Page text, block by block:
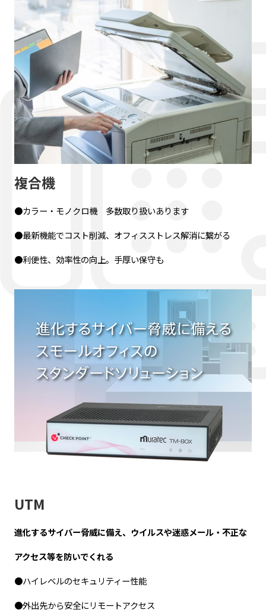
複合機
●カラー・モノクロ機 多数取り扱いあります
●最新機能でコスト削減、オフィスストレス解消に繋がる
●利便性、効率性の向上。手厚い保守も
UTM
進化するサイバー脅威に備え、ウイルスや迷惑メール・不正な
アクセス等を防いでくれる
●ハイレベルのセキュリティー性能
●外出先から安全にリモートアクセス